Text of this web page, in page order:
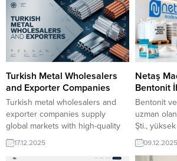
Turkish Metal Wholesalers
and Exporter Companies
Turkish metal wholesalers and
exporter companies supply
global markets with high-quality
steel, aluminum, and metal
products. Backed by strong
17.12.2025
Netaş
Bentonit
Bentonit
uzman
Şti.,
ve güçlü
09.12.2025